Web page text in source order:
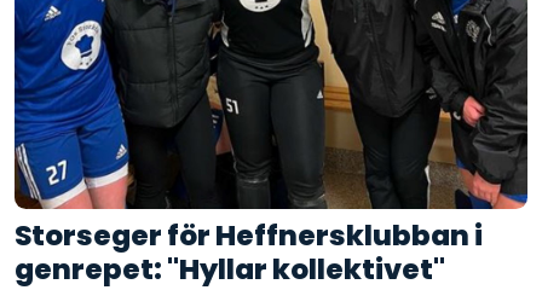
Storseger för Heffnersklubban i
genrepet: "Hyllar kollektivet"